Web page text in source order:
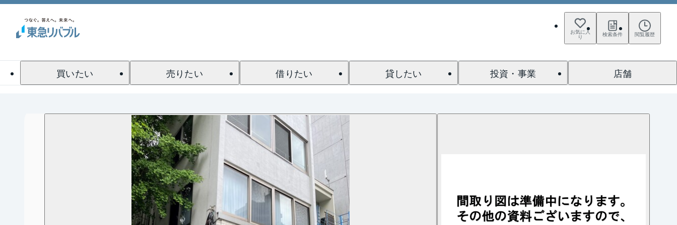
お気に入
り 検索条件 閲覧履歴
買いたい 売りたい 借りたい 貸したい 投資・事業 店舗